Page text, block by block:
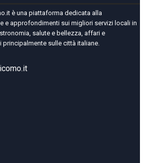
è una piattaforma dedicata alla
e approfondimenti sui migliori servizi locali in
salute e bellezza, affari e
sulle città italiane.